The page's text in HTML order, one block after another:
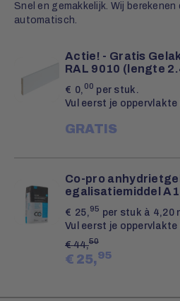
Snel en gemakkelijk. Wij
automatisch.
Actie! - Gratis
RAL 9010 (lengte
€ 0, 00 per stuk.
Vul eerst je oppervlakte
GRATIS
Co-pro
egalisatiemiddel A1
€ 25, 95 per stuk à 4,20
Vul eerst je oppervlakte
€44,50
€ 25,95